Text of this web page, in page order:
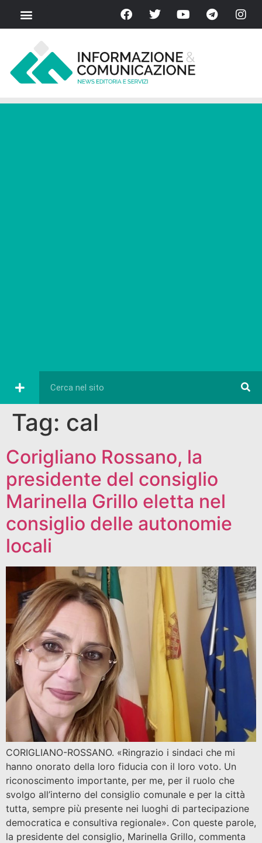
Tag: cal
Corigliano Rossano, la
presidente del consiglio
Marinella Grillo eletta nel
consiglio delle autonomie
locali
CORIGLIANO-ROSSANO. «Ringrazio i sindaci che mi
hanno onorato della loro fiducia con il loro voto. Un
riconoscimento importante, per me, per il ruolo che
svolgo all’interno del consiglio comunale e per la città
tutta, sempre più presente nei luoghi di partecipazione
democratica e consultiva regionale». Con queste parole,
la presidente del consiglio, Marinella Grillo, commenta